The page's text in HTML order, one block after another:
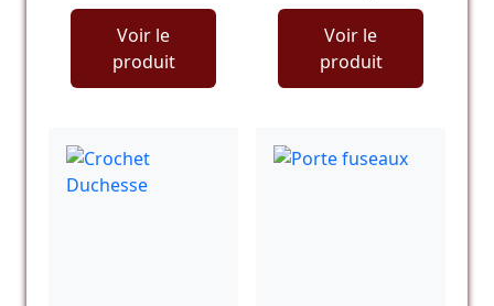
Voir le
produit
Voir le
produit